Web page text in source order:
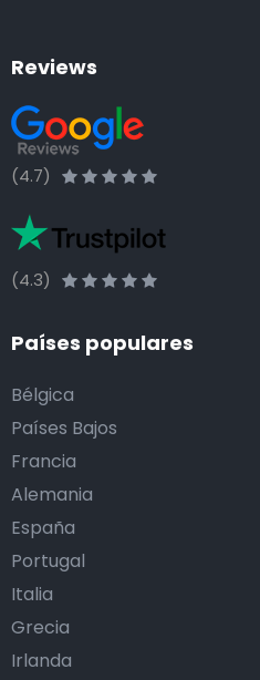
Reviews
(4.7)
(4.3)
Países populares
Bélgica
Países Bajos
Francia
Alemania
España
Portugal
Italia
Grecia
Irlanda